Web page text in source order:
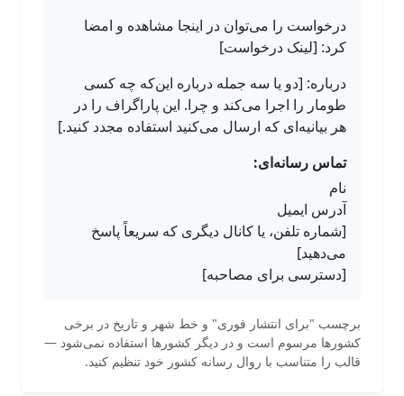
درخواست را می‌توان در اینجا مشاهده و امضا
کرد: [لینک درخواست]
درباره: [دو یا سه جمله درباره این‌که چه کسی
طومار را اجرا می‌کند و چرا. این پاراگراف را در
هر بیانیه‌ای که ارسال می‌کنید استفاده مجدد کنید.]
تماس رسانه‌ای:
نام
آدرس ایمیل
[شماره تلفن، یا کانال دیگری که سریعاً پاسخ
می‌دهید]
[دسترسی برای مصاحبه]
برچسب "برای انتشار فوری" و خط شهر و تاریخ در برخی
کشورها مرسوم است و در دیگر کشورها استفاده نمی‌شود —
قالب را متناسب با روال رسانه کشور خود تنظیم کنید.